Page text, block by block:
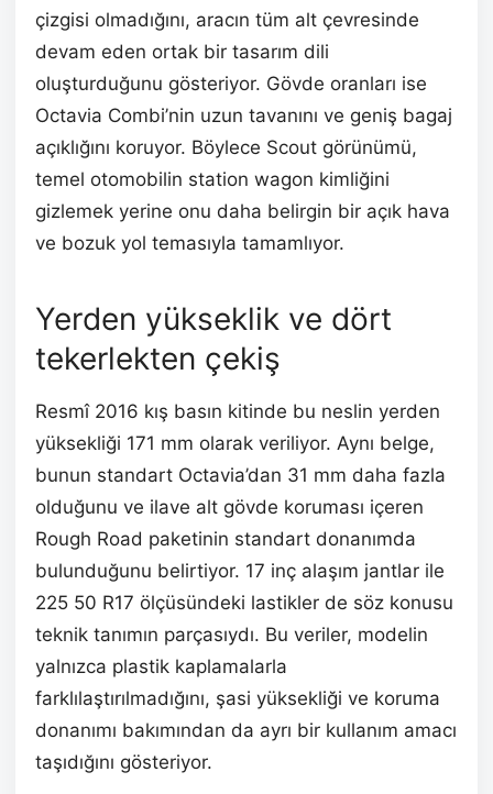
çizgisi olmadığını, aracın tüm alt çevresinde
devam eden ortak bir tasarım dili
oluşturduğunu gösteriyor. Gövde oranları ise
Octavia Combi’nin uzun tavanını ve geniş bagaj
açıklığını koruyor. Böylece Scout görünümü,
temel otomobilin station wagon kimliğini
gizlemek yerine onu daha belirgin bir açık hava
ve bozuk yol temasıyla tamamlıyor.
Yerden yükseklik ve dört
tekerlekten çekiş
Resmî 2016 kış basın kitinde bu neslin yerden
yüksekliği 171 mm olarak veriliyor. Aynı belge,
bunun standart Octavia’dan 31 mm daha fazla
olduğunu ve ilave alt gövde koruması içeren
Rough Road paketinin standart donanımda
bulunduğunu belirtiyor. 17 inç alaşım jantlar ile
225 50 R17 ölçüsündeki lastikler de söz konusu
teknik tanımın parçasıydı. Bu veriler, modelin
yalnızca plastik kaplamalarla
farklılaştırılmadığını, şasi yüksekliği ve koruma
donanımı bakımından da ayrı bir kullanım amacı
taşıdığını gösteriyor.